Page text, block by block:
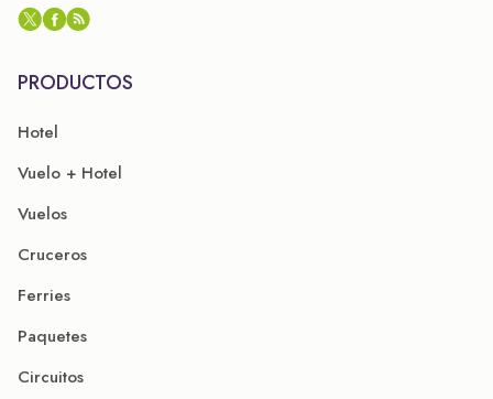
PRODUCTOS
Hotel
Vuelo + Hotel
Vuelos
Cruceros
Ferries
Paquetes
Circuitos